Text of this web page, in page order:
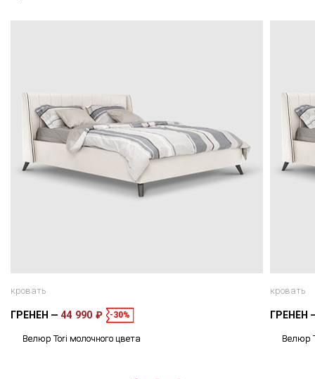
кровать
ГРЕНЕН 44 990 ₽ -30%
Велюр Tori молочного цвета
кровать
ГРЕНЕН
Велюр